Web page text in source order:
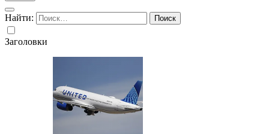
Найти:
Заголовки